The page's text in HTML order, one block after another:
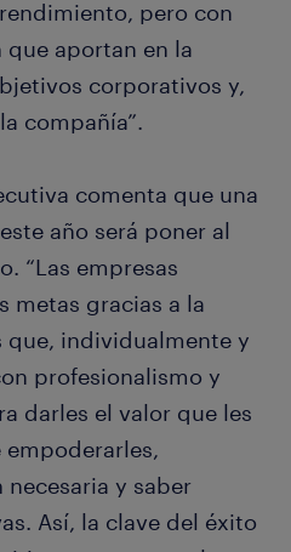
pero con
que aportan en la
corporativos y,
compañía”.
comenta que una
año será poner al
“Las empresas
metas gracias a la
que, individualmente y
profesionalismo y
darles el valor que les
y saber
Así, la clave del éxito